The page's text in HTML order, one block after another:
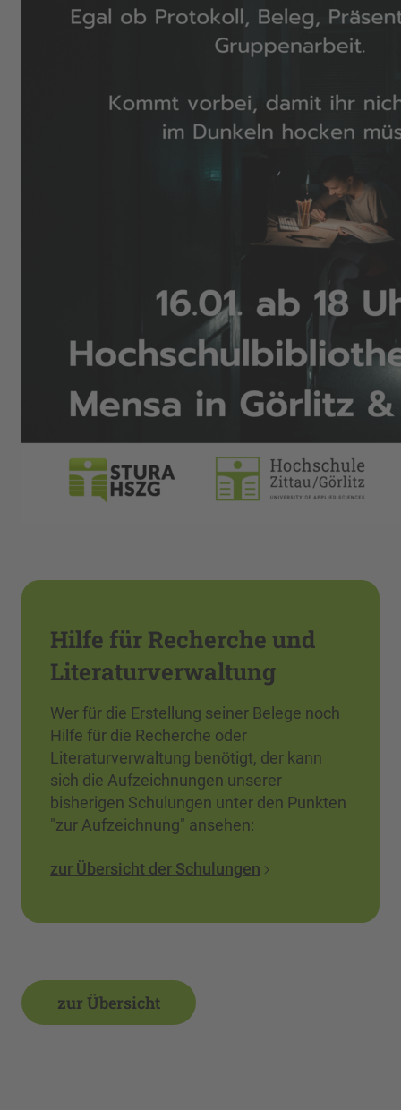
Hilfe für Recherche und
Literaturverwaltung
Wer für die Erstellung seiner Belege noch
Hilfe für die Recherche oder
Literaturverwaltung benötigt, der kann
sich die Aufzeichnungen unserer
bisherigen Schulungen unter den Punkten
"zur Aufzeichnung" ansehen:
zur Übersicht der Schulungen
zur Übersicht